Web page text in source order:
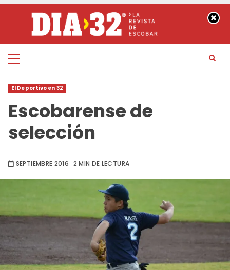
contenido
Menú
El Deportivo en 32
Escobarense de
selección
SEPTIEMBRE 2016 2 MIN DE LECTURA